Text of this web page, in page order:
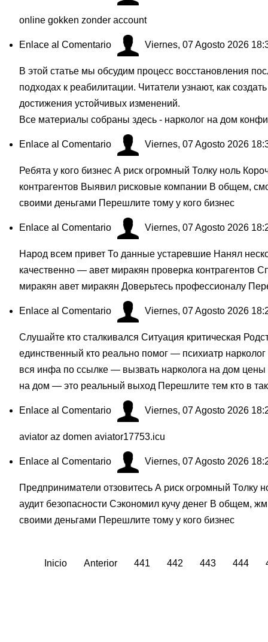
online gokken zonder account
Enlace al Comentario Viernes, 07 Agosto 2026
В этой статье мы обсудим процесс восстановления
подходах к реабилитации. Читатели узнают, как
достижения устойчивых изменений.
Все материалы собраны здесь - нарколог на дом
Enlace al Comentario Viernes, 07 Agosto 2026
Ребята у кого бизнес А риск огромный Толку ноль
контрагентов Выявил рисковые компании В общем,
своими деньгами Перешлите тому у кого бизнес
Enlace al Comentario Viernes, 07 Agosto 2026
Народ всем привет То данные устаревшие Нанял
качественно — авет миракян проверка контрагентов
миракян авет миракян Доверьтесь профессионалу
Enlace al Comentario Viernes, 07 Agosto 2026
Слушайте кто сталкивался Ситуация критическая
единственный кто реально помог — психиатр
вся инфа по ссылке — вызвать нарколога на дом цены
на дом — это реальный выход Перешлите тем кто в
Enlace al Comentario Viernes, 07 Agosto 2026
aviator az domen aviator17753.icu
Enlace al Comentario Viernes, 07 Agosto 2026
Предприниматели отзовитесь А риск огромный Толку
аудит безопасности Сэкономил кучу денег В общем,
своими деньгами Перешлите тому у кого бизнес
Inicio Anterior 441 442 443 444